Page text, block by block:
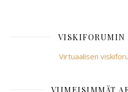
VISKIFORUMIN
Virtuaalisen
VIIMEISIMMÄT